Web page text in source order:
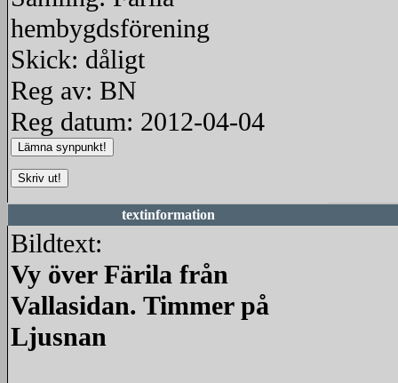
hembygdsförening
Skick: dåligt
Reg av: BN
Reg datum: 2012-04-04
textinformation
Bildtext:
Vy över Färila från
Vallasidan. Timmer på
Ljusnan